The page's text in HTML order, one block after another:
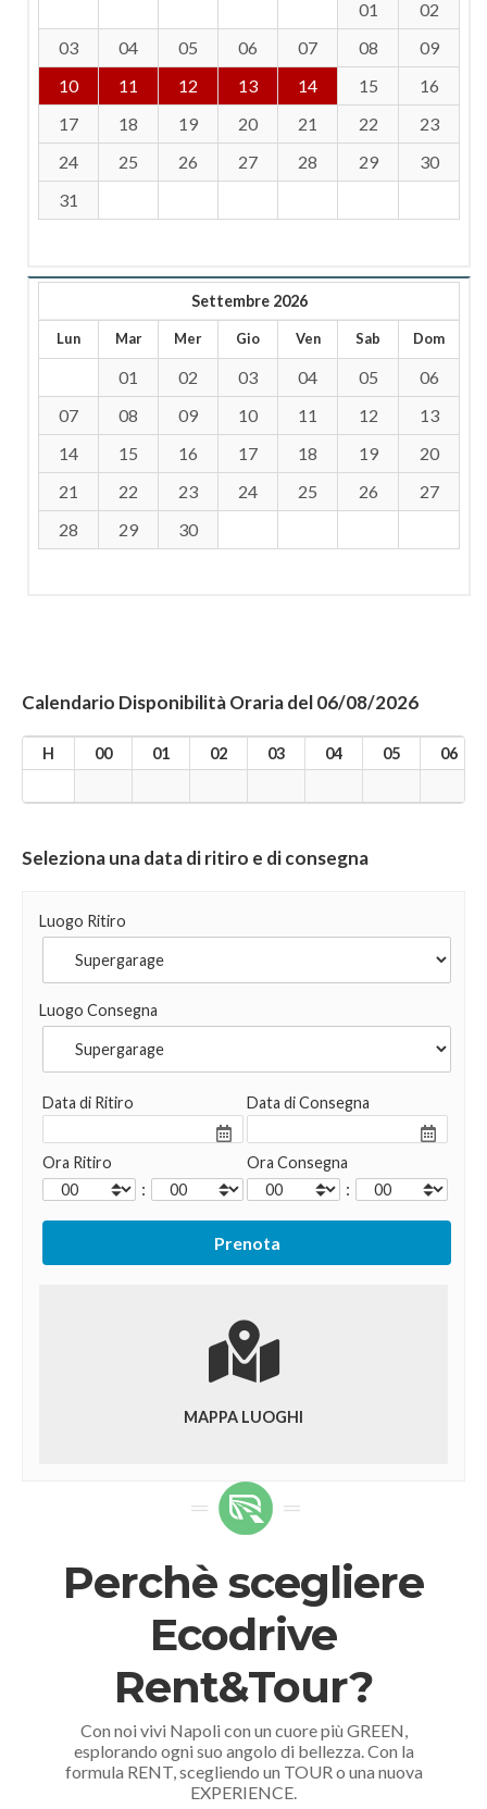
01
02
03
04 05 06 07 08
09
10
11 12 13 14 15
16
17
18 19 20 21 22
23
24
25 26 27 28 29
30
31
Settembre 2026
Lun Mar Mer Gio Ven Sab Dom
01 02 03 04 05
06
07
08 09 10 11 12
13
14
15 16 17 18 19
20
21
22 23 24 25 26
27
28
29 30
Calendario Disponibilità Oraria del 06/08/2026
H 00 01 02 03 04 05 06
Seleziona una data di ritiro e di consegna
Luogo Ritiro
Luogo Consegna
Data di Ritiro
Ora Ritiro
:
Data di Consegna
Ora Consegna
:
MAPPA LUOGHI
Perchè scegliere
Ecodrive
Rent&Tour?
Con noi vivi Napoli con un cuore più GREEN,
esplorando ogni suo angolo di bellezza. Con la
formula RENT, scegliendo un TOUR o una nuova
EXPERIENCE.